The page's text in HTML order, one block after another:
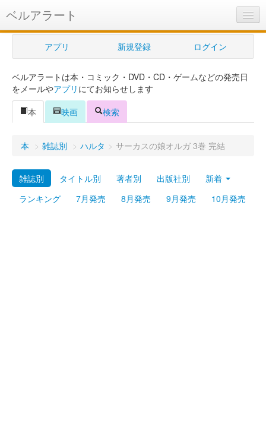
ベルアラート
ベルアラートとは
ヘルプ
新規登録
ログイン
Myシェルフ
プレミアム
アプリ 新規登録 ログイン
ベルアラートは本・コミック・DVD・CD・ゲームなどの発売日
をメールやアプリ にてお知らせします
本
映画 検索
本 > 雑誌別 > ハルタ > サーカスの娘オルガ 3巻 完結
雑誌別 タイトル別 著者別 出版社別
新着
ランキング
7月発売 8月発売 9月発売 10月発売